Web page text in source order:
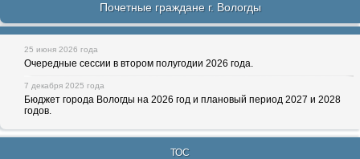
Почетные граждане г. Вологды
25 июня 2026 года
Очередные сессии в втором полугодии 2026 года.
7 декабря 2025 года
Бюджет города Вологды на 2026 год и плановый период 2027 и 2028
годов.
ТОС